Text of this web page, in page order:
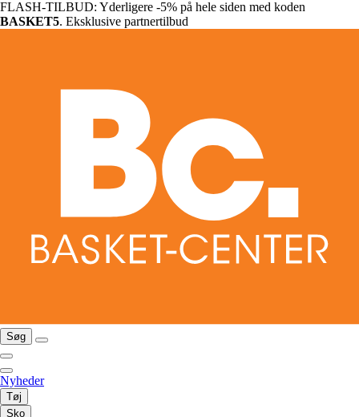
FLASH-TILBUD: Yderligere -5% på hele siden med koden
BASKET5. Eksklusive partnertilbud
Søg
Nyheder
Tøj
Sko